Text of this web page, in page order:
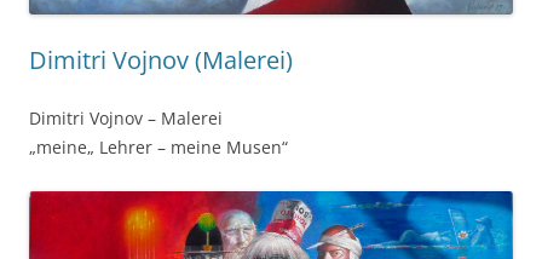
Dimitri Vojnov (Malerei)
Dimitri Vojnov – Malerei
„meine„ Lehrer – meine Musen“